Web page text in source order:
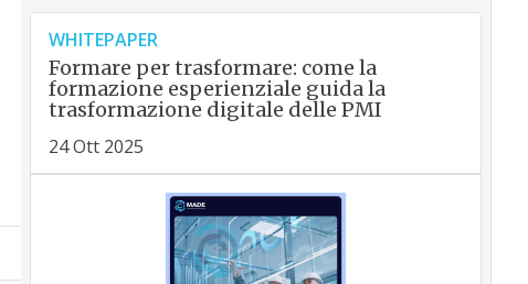
WHITEPAPER
Formare per trasformare: come la
formazione esperienziale guida la
trasformazione digitale delle PMI
24 Ott 2025